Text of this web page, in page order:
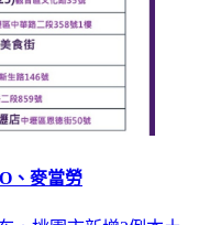
、麥當勞